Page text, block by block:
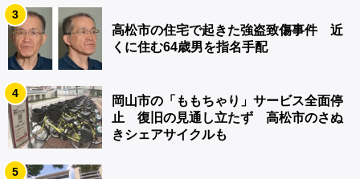
3
高松市の住宅で起きた強盗致傷事件 近
くに住む64歳男を指名手配
4
岡山市の「ももちゃり」サービス全面停
止 復旧の見通し立たず 高松市のさぬ
きシェアサイクルも
5